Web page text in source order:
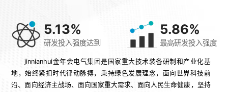
5.13%
研发投入强度达到
5.86%
最高研发投入强度
jinnianhui金年会电气集团是国家重大技术装备研制和产业化基
地，始终紧扣时代律动脉搏，秉持绿色发展理念，面向世界科技前
沿、面向经济主战场、面向国家重大需求、面向人民生命健康，坚持